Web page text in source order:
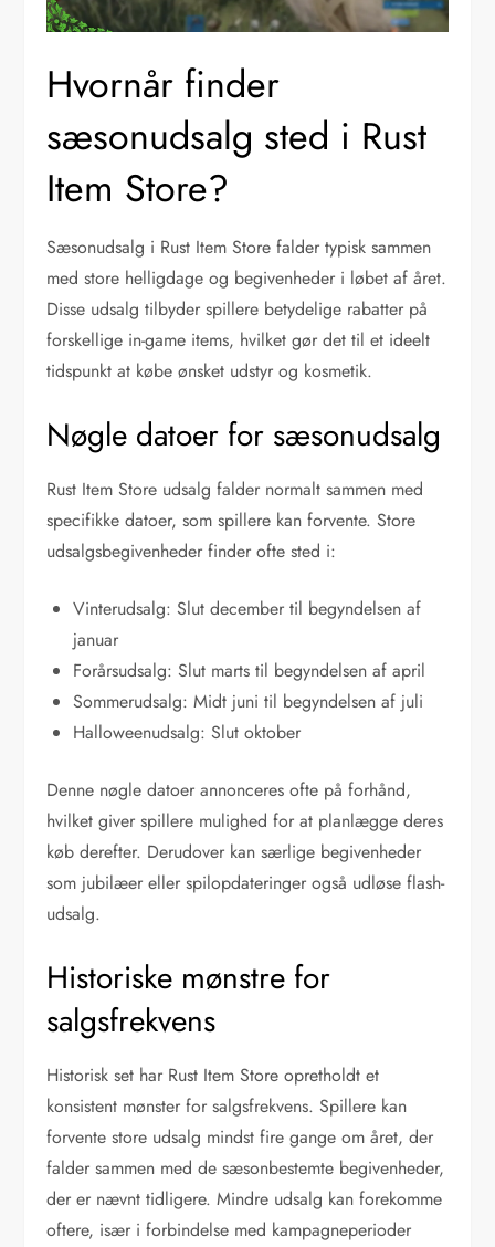
Hvornår finder
sæsonudsalg sted i Rust
Item Store?
Sæsonudsalg i Rust Item Store falder typisk sammen
med store helligdage og begivenheder i løbet af året.
Disse udsalg tilbyder spillere betydelige rabatter på
forskellige in-game items, hvilket gør det til et ideelt
tidspunkt at købe ønsket udstyr og kosmetik.
Nøgle datoer for sæsonudsalg
Rust Item Store udsalg falder normalt sammen med
specifikke datoer, som spillere kan forvente. Store
udsalgsbegivenheder finder ofte sted i:
Vinterudsalg: Slut december til begyndelsen af
januar
Forårsudsalg: Slut marts til begyndelsen af april
Sommerudsalg: Midt juni til begyndelsen af juli
Halloweenudsalg: Slut oktober
Denne nøgle datoer annonceres ofte på forhånd,
hvilket giver spillere mulighed for at planlægge deres
køb derefter. Derudover kan særlige begivenheder
som jubilæer eller spilopdateringer også udløse flash-
udsalg.
Historiske mønstre for
salgsfrekvens
Historisk set har Rust Item Store opretholdt et
konsistent mønster for salgsfrekvens. Spillere kan
forvente store udsalg mindst fire gange om året, der
falder sammen med de sæsonbestemte begivenheder,
der er nævnt tidligere. Mindre udsalg kan forekomme
oftere, især i forbindelse med kampagneperioder